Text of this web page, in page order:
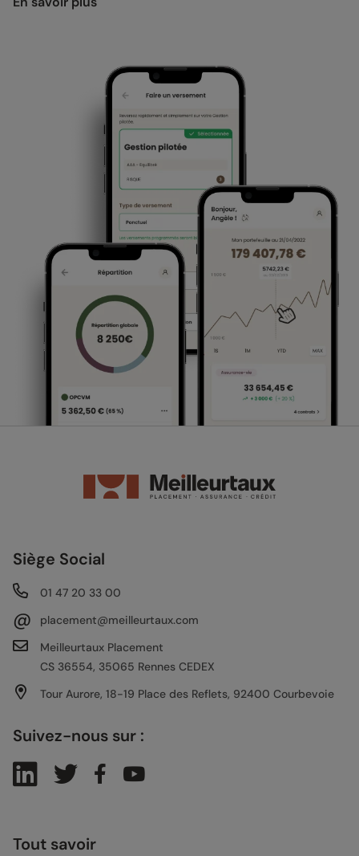
Siège Social
01 47 20 33 00
@
placement@meilleurtaux.com
Meilleurtaux Placement
CS 36554, 35065 Rennes CEDEX
Tour Aurore, 18-19 Place des Reflets, 92400 Courbevoie
Suivez-nous sur :
Tout savoir